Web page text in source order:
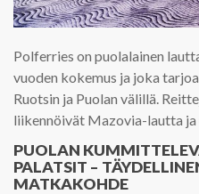
Polferries on puolalainen
vuoden kokemus ja joka
Ruotsin ja Puolan välillä.
liikennöivät Mazovia-lautta ja
PUOLAN
PALATSIT –
MATKAKOHDE